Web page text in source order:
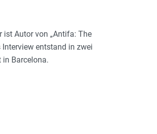
ist Autor von „Antifa: The
Interview entstand in zwei
in Barcelona.